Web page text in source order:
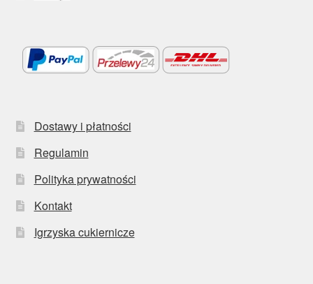
Dostawy i płatności
Regulamin
Polityka prywatności
Kontakt
Igrzyska cukiernicze